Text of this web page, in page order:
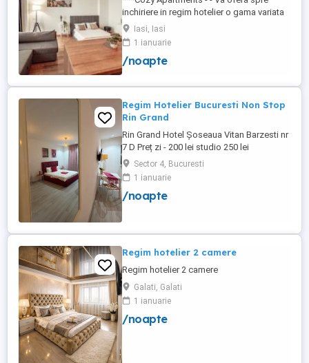
inchiriere in regim hotelier o gama variata
de apartamente si garsoniere situate in
puncte cheie ale orasului doar in
complexe rezidentiale noi: *Zona Palas
Mall - Centru - Complex Lazar Residence;
Residence; *Zona Palas Mall - ...
Iasi, Iasi
1 ianuarie
/noapte
Regim Hotelier Bucuresti Non Stop
Rin Grand
Rin Grand Hotel Șoseaua Vitan Barzesti nr
7 D Preț zi - 200 lei studio 250 lei
apartament
Sector 4, Bucuresti
1 ianuarie
/noapte
Regim hotelier 2 camere
Regim hotelier 2 camere
Galati, Galati
1 ianuarie
/noapte